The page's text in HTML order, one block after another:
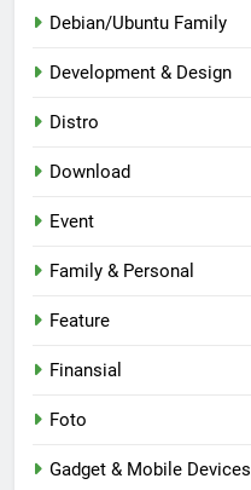
Debian/Ubuntu Family
Development & Design
Distro
Download
Event
Family & Personal
Feature
Finansial
Foto
Gadget & Mobile Devices